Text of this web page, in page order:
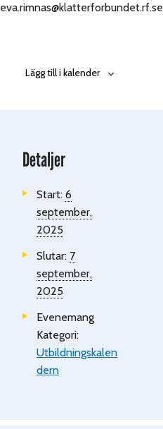
eva.rimnas@klatterforbundet.rf.se
Lägg till i kalender
Detaljer
Start: 6
september,
2025
Slutar: 7
september,
2025
Evenemang
Kategori:
Utbildningskalen
dern